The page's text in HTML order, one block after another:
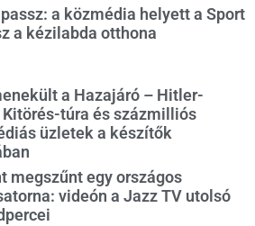
a közmédia helyett a Sport
a kézilabda otthona
a Hazajáró – Hitler-
Kitörés-túra és százmilliós
üzletek a készítők
megszűnt egy országos
videón a Jazz TV utolsó